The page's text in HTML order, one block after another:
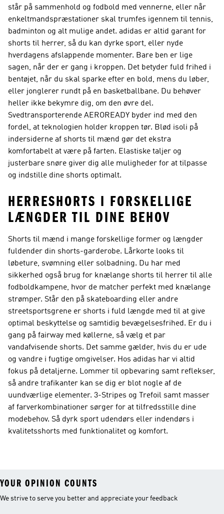
står på sammenhold og fodbold med vennerne, eller når
enkeltmandspræstationer skal trumfes igennem til tennis,
badminton og alt mulige andet. adidas er altid garant for
shorts til herrer, så du kan dyrke sport, eller nyde
hverdagens afslappende momenter. Bare ben er lige
sagen, når der er gang i kroppen. Det betyder fuld frihed i
bentøjet, når du skal sparke efter en bold, mens du løber,
eller jonglerer rundt på en basketballbane. Du behøver
heller ikke bekymre dig, om den øvre del.
Svedtransporterende AEROREADY byder ind med den
fordel, at teknologien holder kroppen tør. Blød isoli på
indersiderne af shorts til mænd gør det ekstra
komfortabelt at være på farten. Elastiske taljer og
justerbare snøre giver dig alle muligheder for at tilpasse
og indstille dine shorts optimalt.
HERRESHORTS I FORSKELLIGE
LÆNGDER TIL DINE BEHOV
Shorts til mænd i mange forskellige former og længder
fuldender din shorts-garderobe. Lårkorte looks til
løbeture, svømning eller solbadning. Du har med
sikkerhed også brug for knælange shorts til herrer til alle
fodboldkampene, hvor de matcher perfekt med knælange
strømper. Står den på skateboarding eller andre
streetsportsgrene er shorts i fuld længde med til at give
optimal beskyttelse og samtidig bevægelsesfrihed. Er du i
gang på fairway med køllerne, så vælg et par
vandafvisende shorts. Det samme gælder, hvis du er ude
og vandre i fugtige omgivelser. Hos adidas har vi altid
fokus på detaljerne. Lommer til opbevaring samt reflekser,
så andre trafikanter kan se dig er blot nogle af de
uundværlige elementer. 3-Stripes og Trefoil samt masser
af farverkombinationer sørger for at tilfredsstille dine
modebehov. Så dyrk sport udendørs eller indendørs i
kvalitetsshorts med funktionalitet og komfort.
YOUR OPINION COUNTS
We strive to serve you better and appreciate your feedback